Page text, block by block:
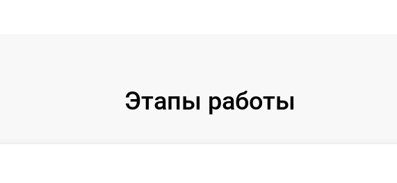
Этапы работы